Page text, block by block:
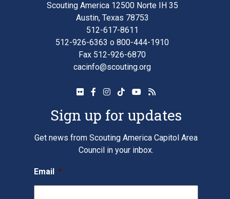
Scouting America 12500 Norte IH 35
Austin, Texas 78753
512-617-8611
512-926-6363 o 800-444-1910
Fax 512-926-6870
cacinfo@scouting.org
Sign up for updates
Get news from Scouting America Capitol Area
Council in your inbox.
Email *